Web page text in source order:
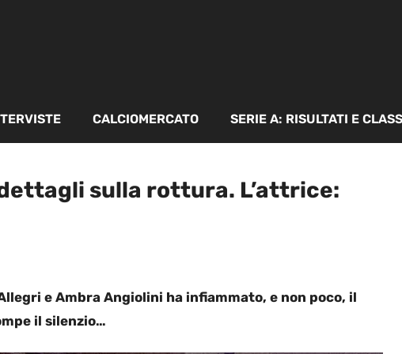
CALCIOMERCATO SERIE A: RISULTATI E
sulla rottura. L’attrice:
e Ambra Angiolini ha infiammato, e non poco, il
il silenzio…